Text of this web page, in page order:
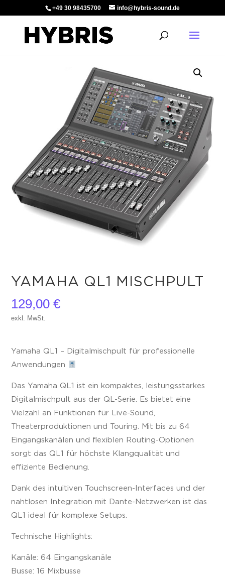
+49 30 98435700 info@hybris-sound.de
YAMAHA QL1 MISCHPULT
129,00€
exkl. MwSt.
Yamaha QL1 – Digitalmischpult für professionelle
Anwendungen
Das Yamaha QL1 ist ein kompaktes, leistungsstarkes
Digitalmischpult aus der QL-Serie. Es bietet eine
Vielzahl an Funktionen für Live-Sound,
Theaterproduktionen und Touring. Mit bis zu 64
Eingangskanälen und flexiblen Routing-Optionen
sorgt das QL1 für höchste Klangqualität und
effiziente Bedienung.
Dank des intuitiven Touchscreen-Interfaces und der
nahtlosen Integration mit Dante-Netzwerken ist das
QL1 ideal für komplexe Setups.
Technische Highlights:
Kanäle: 64 Eingangskanäle
Busse: 16 Mixbusse